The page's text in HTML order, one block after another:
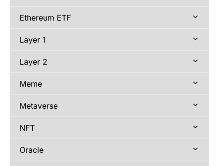
Ethereum ETF
Layer 1
Layer 2
Meme
Metaverse
NFT
Oracle